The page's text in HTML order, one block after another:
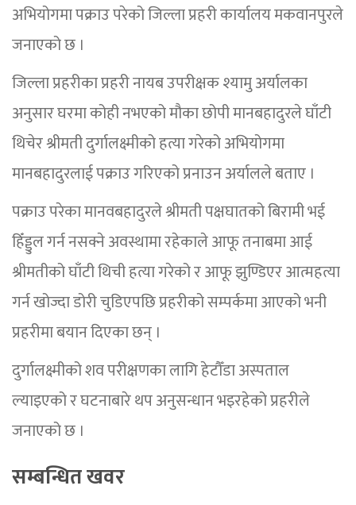
अभियोगमा पक्राउ परेको जिल्ला प्रहरी कार्यालय मकवानपुरले
जनाएको छ ।
जिल्ला प्रहरीका प्रहरी नायब उपरीक्षक श्यामु अर्यालका
अनुसार घरमा कोही नभएको मौका छोपी मानबहादुरले घाँटी
थिचेर श्रीमती दुर्गालक्ष्मीको हत्या गरेको अभियोगमा
मानबहादुरलाई पक्राउ गरिएको प्रनाउन अर्यालले बताए ।
पक्राउ परेका मानवबहादुरले श्रीमती पक्षघातको बिरामी भई
हिँड्डुल गर्न नसक्ने अवस्थामा रहेकाले आफू तनाबमा आई
श्रीमतीको घाँटी थिची हत्या गरेको र आफू झुण्डिएर आत्महत्या
गर्न खोज्दा डोरी चुडिएपछि प्रहरीको सम्पर्कमा आएको भनी
प्रहरीमा बयान दिएका छन् ।
दुर्गालक्ष्मीको शव परीक्षणका लागि हेटौँडा अस्पताल
ल्याइएको र घटनाबारे थप अनुसन्धान भइरहेको प्रहरीले
जनाएको छ ।
सम्बन्धित खवर